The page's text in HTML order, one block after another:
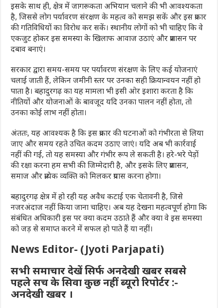
इसके साथ ही, क्षेत्र में जागरूकता अभियान चलाने की भी आवश्यकता
है, जिससे लोग पर्यावरण संरक्षण के महत्व को समझ सकें और इस प्रकार
की गतिविधियों का विरोध कर सकें। स्थानीय लोगों को भी चाहिए कि वे
एकजुट होकर इस समस्या के खिलाफ आवाज उठाएं और प्रशासन पर
दबाव बनाएं।
सरकार द्वारा समय-समय पर पर्यावरण संरक्षण के लिए कई योजनाएं
चलाई जाती हैं, लेकिन जमीनी स्तर पर उनका सही क्रियान्वयन नहीं हो
पाता है। बहादुरगढ़ का यह मामला भी इसी ओर इशारा करता है कि
नीतियों और योजनाओं के बावजूद यदि उनका पालन नहीं होता, तो
उनका कोई लाभ नहीं होता।
अंततः, यह आवश्यक है कि इस प्रकार की घटनाओं को गंभीरता से लिया
जाए और समय रहते उचित कदम उठाए जाएं। यदि अब भी कार्रवाई
नहीं की गई, तो यह समस्या और गंभीर रूप ले सकती है। हरे-भरे पेड़ों
की रक्षा करना हम सभी की जिम्मेदारी है, और इसके लिए प्रशासन,
समाज और प्रत्येक व्यक्ति को मिलकर प्रयास करना होगा।
बहादुरगढ़ क्षेत्र में हो रही यह अवैध कटाई एक चेतावनी है, जिसे
नजरअंदाज नहीं किया जाना चाहिए। अब यह देखना महत्वपूर्ण होगा कि
संबंधित अधिकारी इस पर क्या कदम उठाते हैं और क्या वे इस समस्या
को जड़ से समाप्त करने में सफल हो पाते हैं या नहीं।
News Editor- (Jyoti Parjapati)
सभी समाचार देखें सिर्फ अनदेखी खबर सबसे
पहले सच के सिवा कुछ नहीं ब्यूरो रिपोर्टर :-
अनदेखी खबर ।